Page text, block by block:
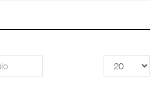
Cantidad
a